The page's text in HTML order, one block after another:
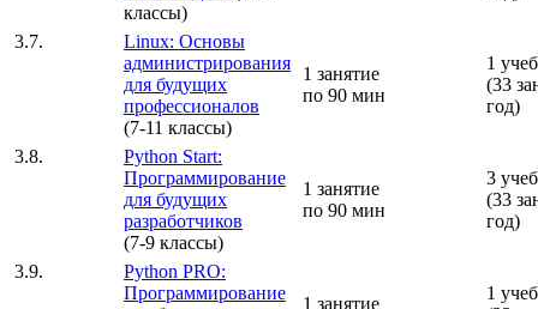
классы)
3.7.
Linux: Основы
администрирования
для будущих
профессионалов
(7-11 классы)
1 занятие
по 90 мин
1
(33
год)
3.8.
Python Start:
Программирование
для будущих
разработчиков
(7-9 классы)
1 занятие
по 90 мин
3
(33
год)
3.9.
Python PRO:
Программирование
1 занятие
1